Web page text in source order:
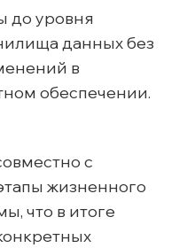
до уровня
данных без
в
обеспечении.
с
жизненного
что в итоге